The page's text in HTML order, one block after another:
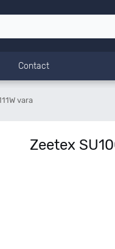
Contact
vara
Zeetex